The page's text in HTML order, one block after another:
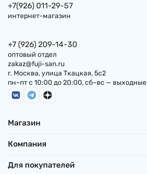
+7(926) 011-29-57
интернет-магазин
+7 (926) 209-14-30
оптовый отдел
zakaz@fuji-san.ru
г. Москва, улица Ткацкая, 5с2
пн–пт с 10:00 до 20:00, сб–вс — выходные
Магазин
Компания
Для покупателей